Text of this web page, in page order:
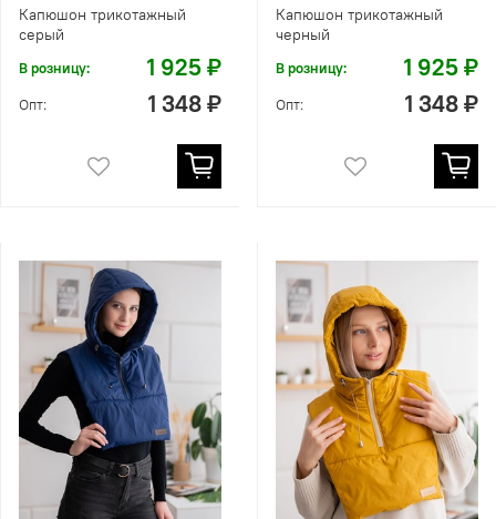
Капюшон трикотажный
серый
В розницу: 1 925 ₽
Опт: 1 348 ₽
Капюшон трикотажный
черный
В розницу: 1 925 ₽
Опт: 1 348 ₽